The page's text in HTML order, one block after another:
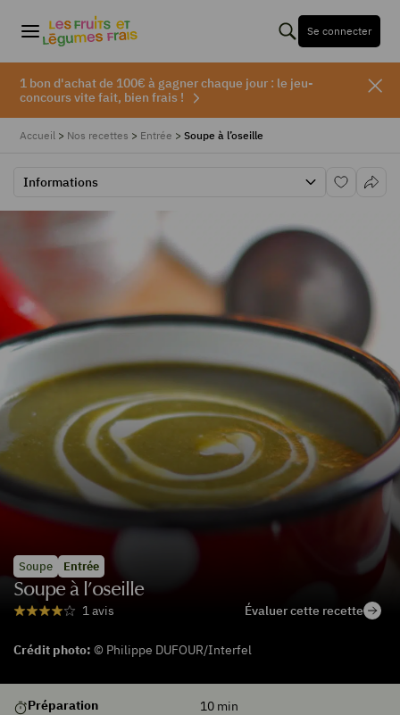
Se connecter
1 bon d'achat de 100€ à gagner chaque jour : le jeu-
concours vite fait, bien frais !
Accueil > Nos recettes > Entrée > Soupe à l’oseille
Informations
Soupe Entrée
Soupe à l’oseille
1 avis Évaluer cette recette
Crédit photo: © Philippe DUFOUR/Interfel
Préparation 10 min